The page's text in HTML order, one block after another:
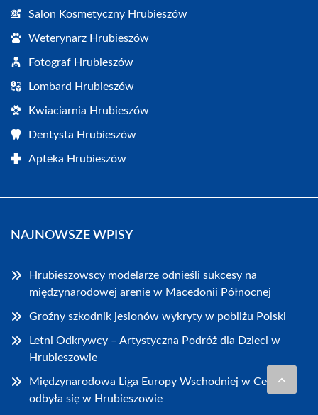
Salon Kosmetyczny Hrubieszów
Weterynarz Hrubieszów
Fotograf Hrubieszów
Lombard Hrubieszów
Kwiaciarnia Hrubieszów
Dentysta Hrubieszów
Apteka Hrubieszów
NAJNOWSZE WPISY
Hrubieszowscy modelarze odnieśli sukcesy na
międzynarodowej arenie w Macedonii Północnej
Groźny szkodnik jesionów wykryty w pobliżu Polski
Letni Odkrywcy – Artystyczna Podróż dla Dzieci w
Hrubieszowie
Międzynarodowa Liga Europy Wschodniej w Celności
odbyła się w Hrubieszowie